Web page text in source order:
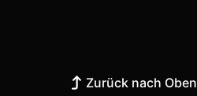
Zurück nach Oben